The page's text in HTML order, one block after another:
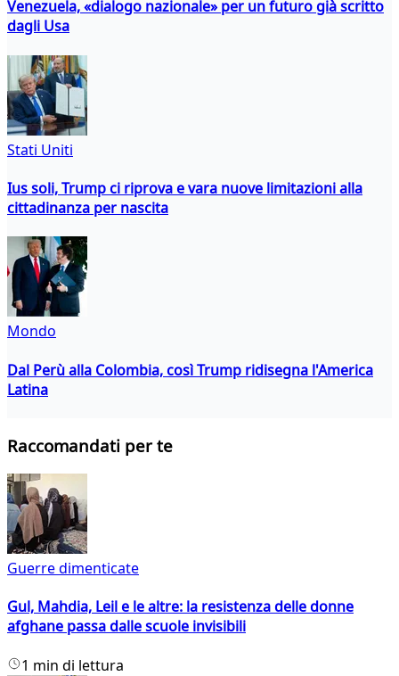
Venezuela, «dialogo nazionale» per un futuro già scritto
dagli Usa
Stati Uniti
Ius soli, Trump ci riprova e vara nuove limitazioni alla
cittadinanza per nascita
Mondo
Dal Perù alla Colombia, così Trump ridisegna l'America
Latina
Raccomandati per te
Guerre dimenticate
Gul, Mahdia, Leil e le altre: la resistenza delle donne
afghane passa dalle scuole invisibili
1 min di lettura